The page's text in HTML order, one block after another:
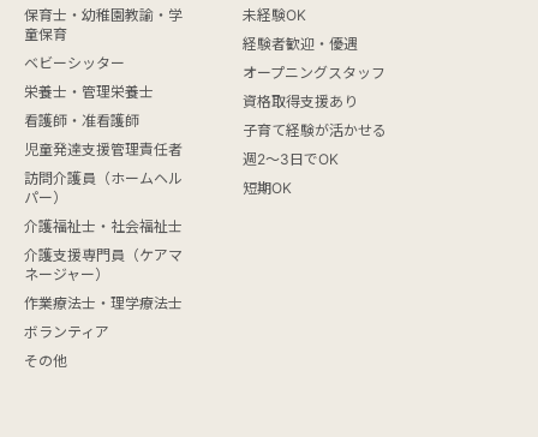
保育士・幼稚園教諭・学
童保育
ベビーシッター
栄養士・管理栄養士
看護師・准看護師
児童発達支援管理責任者
訪問介護員（ホームヘル
パー）
介護福祉士・社会福祉士
介護支援専門員（ケアマ
ネージャー）
作業療法士・理学療法士
ボランティア
その他
未経験OK
経験者歓迎・優遇
オープニングスタッフ
資格取得支援あり
子育て経験が活かせる
週2～3日でOK
短期OK